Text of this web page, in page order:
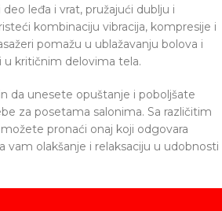
leđa i vrat, pružajući dublju i
kombinaciju vibracija, kompresije i
pomažu u ublažavanju bolova i
u kritičnim delovima tela.
da unesete opuštanje i poboljšate
za posetama salonima. Sa različitim
pronaći onaj koji odgovara
vam olakšanje i relaksaciju u udobnosti